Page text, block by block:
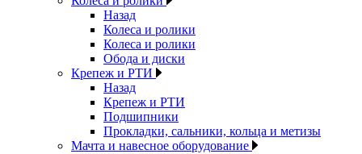
Назад
Колеса и ролики
Колеса и ролики
Обода и диски
Крепеж и РТИ
Назад
Крепеж и РТИ
Подшипники
Прокладки, сальники, кольца и метизы
Мачта и навесное оборудование